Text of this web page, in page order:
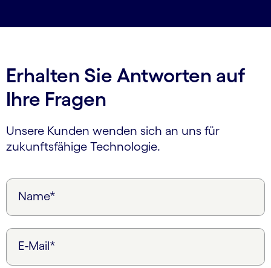
Erhalten Sie Antworten auf
Ihre Fragen
Unsere Kunden wenden sich an uns für
zukunftsfähige Technologie.
Name*
E-Mail*